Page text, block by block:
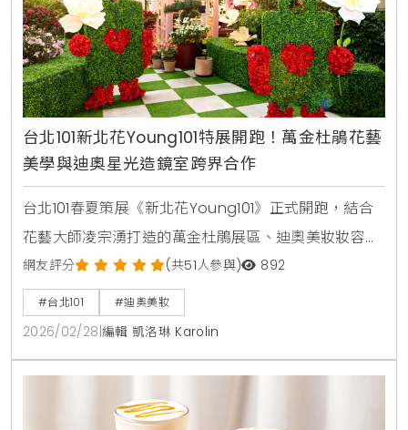
台北101新北花Young101特展開跑！萬金杜鵑花藝
美學與迪奧星光造鏡室跨界合作
台北101春夏策展《新北花Young101》正式開跑，結合
花藝大師凌宗湧打造的萬金杜鵑展區、迪奧美妝妝容與
ELLE時尚攝影體驗。活動引領2026春夏美學趨勢，同步
引進永續鞋履VIVAIA與WBC經典賽限定商品，提供沉浸
式花藝美學與時尚消費體驗。
網友評分 (共51人參與) 892
#台北101 #迪奧美妝
2026/02/28 編輯 凱洛琳 Karolin